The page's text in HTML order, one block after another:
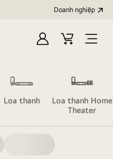
Doanh nghiệp
Đăng
Giỏ
Open
Loa thanh
Loa thanh Home
Theater